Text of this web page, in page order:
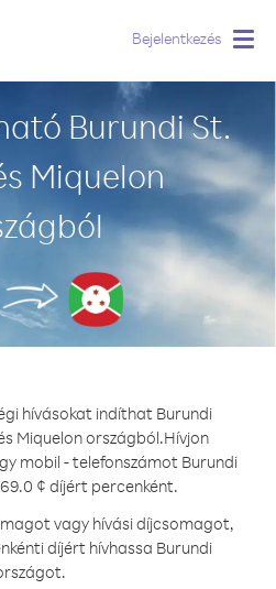
Bejelentkezés
Burundi St.
Miquelon
hívásokat indíthat Burundi
Miquelon országból.Hívjon
mobil - telefonszámot Burundi
¢ díjért percenként.
vagy hívási díjcsomagot,
díjért hívhassa Burundi